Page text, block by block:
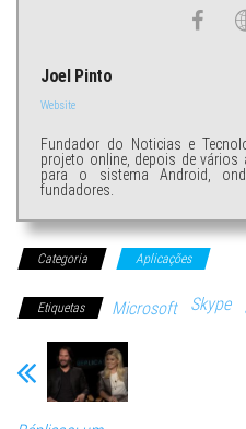
Joel Pinto
Website
Fundador do Noticias e
projeto online, depois de
para o sistema Android,
fundadores.
Categoria Aplicações
Etiquetas Microsoft Skype